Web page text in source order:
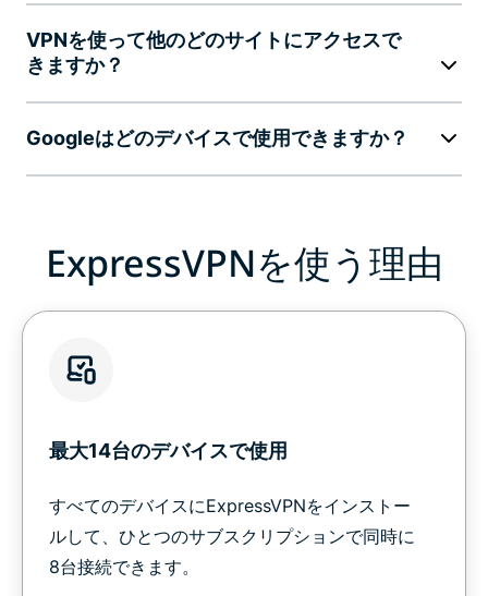
VPNを使って他のどのサイトにアクセスで
きますか？
Googleはどのデバイスで使用できますか？
ExpressVPNを使う理由
最大14台のデバイスで使用
すべてのデバイスにExpressVPNをインストー
ルして、ひとつのサブスクリプションで同時に
8台接続できます。